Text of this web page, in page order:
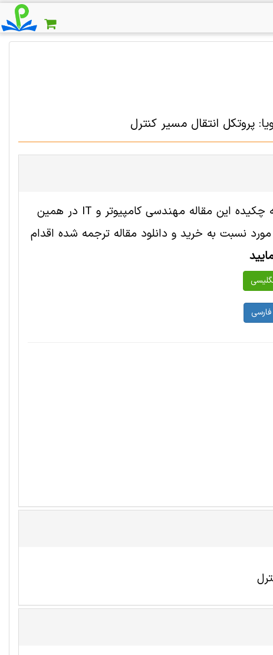
فایل انگلیسی این مقاله با شناسه 2005487 رایگان است. ترجمه چکیده این مقاله مهندسی کامپیوتر و IT در همین
نسبت به خرید و دانلود مقاله ترجمه شده اقدام